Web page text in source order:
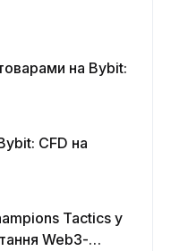
на Bybit:
CFD на
Tactics у
Web3-